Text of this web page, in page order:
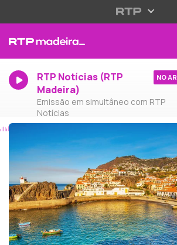
RTP Notícias (RTP
Madeira)
Emissão em simultâneo com RTP
Notícias
NO AR